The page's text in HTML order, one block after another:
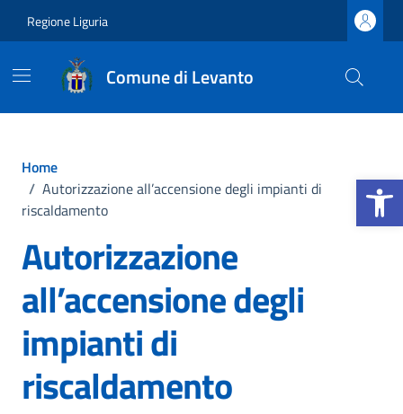
Apri la
Regione Liguria
Comune di Levanto
Home
/ Autorizzazione all’accensione degli impianti di
riscaldamento
Autorizzazione
all’accensione degli
impianti di
riscaldamento